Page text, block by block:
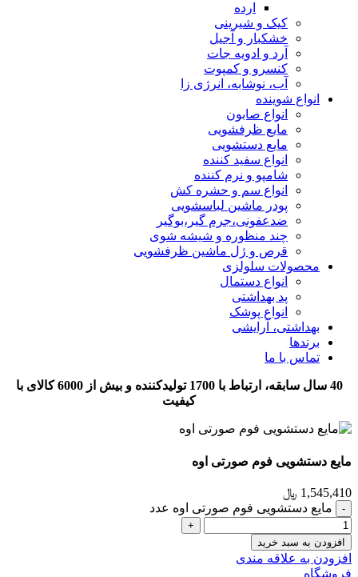
ارده
کیک و شیرینی
خشکبار و آجیل
آرد و ادویه جات
کنسرو و کمپوت
آب، نوشابه، انرژی زا
انواع شوینده
انواع صابون
مایع ظرفشویی
مایع دستشویی
انواع سفید کننده
شامپو و نرم کننده
انواع سم و حشره کش
پودر ماشین لباسشویی
ضدعفونی،جرم گیر،بوگیر
چند منظوره و شیشه شوی
قرص و ژل ماشین ظرفشویی
محصولات سلولزی
انواع دستمال
پد بهداشتی
انواع پوشک
بهداشتی، آرایشی
برندها
تماس با ما
40 سال سابقه، ارتباط با 1700 تولیدکننده و بیش از 6000 کالای با
کیفیت
مایع دستشویی فوم صورتی اوه
1,545,410 ﷼
مایع دستشویی فوم صورتی اوه عدد
افزودن به سبد خرید
افزودن به علاقه مندی
فروشگاه